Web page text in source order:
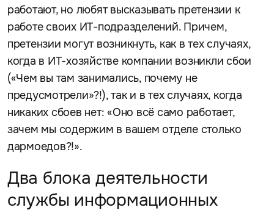
работают, но любят высказывать претензии к
работе своих ИТ-подразделений. Причем,
претензии могут возникнуть, как в тех случаях,
когда в ИТ-хозяйстве компании возникли сбои
(«Чем вы там занимались, почему не
предусмотрели»?!), так и в тех случаях, когда
никаких сбоев нет: «Оно всё само работает,
зачем мы содержим в вашем отделе столько
дармоедов?!».
Два блока деятельности
службы информационных